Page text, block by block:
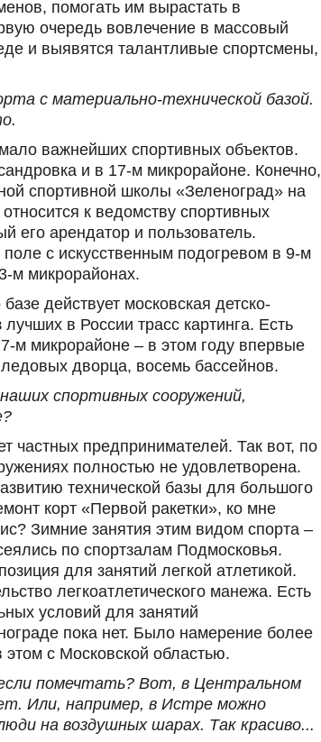
помогать им вырастать в
очередь вовлечение в массовый
и выявятся талантливые спортсмены,
с материально-технической базой.
важнейших спортивных объектов.
и в 17-м микрорайоне. Конечно,
спортивной школы «Зеленоград» на
к ведомству спортивных
арендатор и пользователь.
с искусственным подогревом в 9-м
м микрорайонах.
действует московская детско-
в России трасс картинга. Есть
м микрорайоне – в этом году впервые
дворца, восемь бассейнов.
спортивных сооружений,
частных предпринимателей. Так вот, по
полностью не удовлетворена.
технической базы для большого
корт «Первой ракетки», ко мне
Зимние занятия этим видом спорта –
по спортзалам Подмосковья.
для занятий легкой атлетикой.
легкоатлетического манежа. Есть
условий для занятий
пока нет. Было намерение более
с Московской областью.
помечтать? Вот, в Центральном
Или, например, в Истре можно
на воздушных шарах. Так красиво...